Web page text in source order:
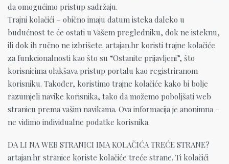
da omogućimo pristup sadržaju.
Trajni kolačići – obično imaju datum isteka daleko u
budućnost te će ostati u Vašem pregledniku, dok ne isteknu,
ili dok ih ručno ne izbrišete. artajan.hr koristi trajne kolačiće
za funkcionalnosti kao što su “Ostanite prijavljeni”, što
korisnicima olakšava pristup portalu kao registriranom
korisniku. Također, koristimo trajne kolačiće kako bi bolje
razumjeli navike korisnika, tako da možemo poboljšati web
stranicu prema vašim navikama. Ova informacija je anonimna –
ne vidimo individualne podatke korisnika.
DA LI NA WEB STRANICI IMA KOLAČIĆA TREĆE STRANE?
artajan.hr stranice koriste kolačiće treće strane. Ti kolačići